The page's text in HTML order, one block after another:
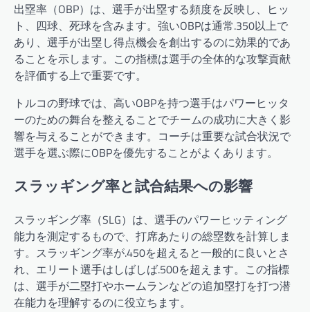
出塁率（OBP）は、選手が出塁する頻度を反映し、ヒッ
ト、四球、死球を含みます。強いOBPは通常.350以上で
あり、選手が出塁し得点機会を創出するのに効果的であ
ることを示します。この指標は選手の全体的な攻撃貢献
を評価する上で重要です。
トルコの野球では、高いOBPを持つ選手はパワーヒッタ
ーのための舞台を整えることでチームの成功に大きく影
響を与えることができます。コーチは重要な試合状況で
選手を選ぶ際にOBPを優先することがよくあります。
スラッギング率と試合結果への影響
スラッギング率（SLG）は、選手のパワーヒッティング
能力を測定するもので、打席あたりの総塁数を計算しま
す。スラッギング率が.450を超えると一般的に良いとさ
れ、エリート選手はしばしば.500を超えます。この指標
は、選手が二塁打やホームランなどの追加塁打を打つ潜
在能力を理解するのに役立ちます。